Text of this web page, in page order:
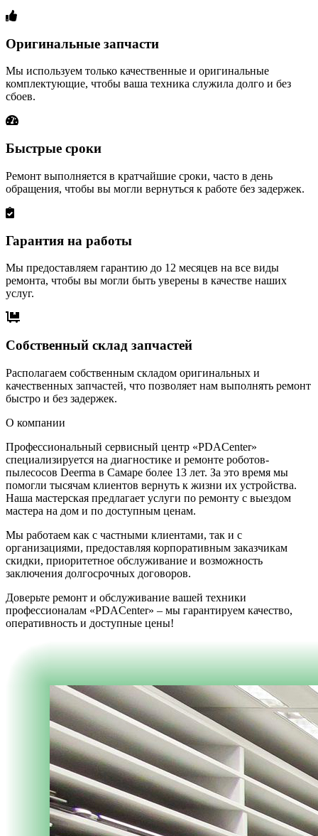
Оригинальные запчасти
Мы используем только качественные и оригинальные
комплектующие, чтобы ваша техника служила долго и без
сбоев.
Быстрые сроки
Ремонт выполняется в кратчайшие сроки, часто в день
обращения, чтобы вы могли вернуться к работе без задержек.
Гарантия на работы
Мы предоставляем гарантию до 12 месяцев на все виды
ремонта, чтобы вы могли быть уверены в качестве наших
услуг.
Собственный склад запчастей
Располагаем собственным складом оригинальных и
качественных запчастей, что позволяет нам выполнять ремонт
быстро и без задержек.
О компании
Профессиональный сервисный центр «PDACenter»
специализируется на диагностике и ремонте роботов-
пылесосов Deerma в Самаре более 13 лет. За это время мы
помогли тысячам клиентов вернуть к жизни их устройства.
Наша мастерская предлагает услуги по ремонту с выездом
мастера на дом и по доступным ценам.
Мы работаем как с частными клиентами, так и с
организациями, предоставляя корпоративным заказчикам
скидки, приоритетное обслуживание и возможность
заключения долгосрочных договоров.
Доверьте ремонт и обслуживание вашей техники
профессионалам «PDACenter» – мы гарантируем качество,
оперативность и доступные цены!